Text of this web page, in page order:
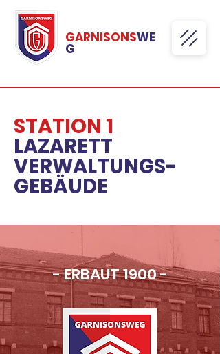
GARNISONSWE
G
STATION 1
LAZARETT
VERWALTUNGS-
GEBÄUDE
- ERBAUT 1900 -